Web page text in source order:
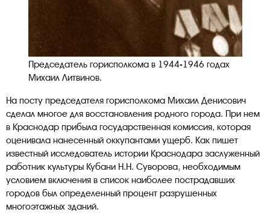
Председатель горисполкома в 1944-1946 годах
Михаил Литвинов.
На посту председателя горисполкома Михаил Денисович
сделал многое для восстановления родного города. При нем
в Краснодар прибыла государственная комиссия, которая
оценивала нанесенный оккупантами ущерб. Как пишет
известный исследователь истории Краснодара заслуженный
работник культуры Кубани Н.Н. Суворова, необходимым
условием включения в список наиболее пострадавших
городов был определенный процент разрушенных
многоэтажных зданий.